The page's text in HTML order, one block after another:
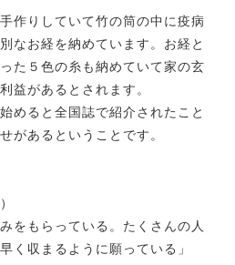
作りしていて竹の筒の中に疫病
なお経を納めています。お経と
た５色の糸も納めていて家の玄
益があるとされます。
めると全国誌で紹介されたこと
があるということです。
をもらっている。たくさんの人
く収まるように願っている」